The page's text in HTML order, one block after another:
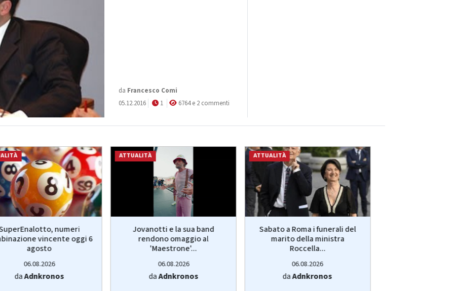
da Francesco Comi
05.12.2016
1 6764 e 2 commenti
numeri
vincente oggi 6
agosto
06.08.2026
daAdnkronos
ATTUALITÀ
Jovanotti e la sua band
rendono omaggio al
'Maestrone'...
06.08.2026
daAdnkronos
ATTUALITÀ
Sabato a Roma i funerali del
marito della ministra
Roccella...
06.08.2026
daAdnkronos